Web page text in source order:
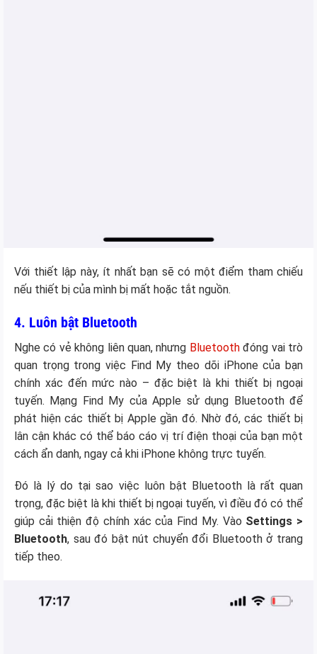
Với thiết lập này, ít nhất bạn sẽ có một điểm tham chiếu
nếu thiết bị của mình bị mất hoặc tắt nguồn.
4. Luôn bật Bluetooth
Nghe có vẻ không liên quan, nhưng Bluetoothđóng vai trò
quan trọng trong việc Find My theo dõi iPhone của bạn
chính xác đến mức nào – đặc biệt là khi thiết bị ngoại
tuyến. Mạng Find My của Apple sử dụng Bluetooth để
phát hiện các thiết bị Apple gần đó. Nhờ đó, các thiết bị
lân cận khác có thể báo cáo vị trí điện thoại của bạn một
cách ẩn danh, ngay cả khi iPhone không trực tuyến.
Đó là lý do tại sao việc luôn bật Bluetooth là rất quan
trọng, đặc biệt là khi thiết bị ngoại tuyến, vì điều đó có thể
giúp cải thiện độ chính xác của Find My. Vào Settings >
Bluetooth, sau đó bật nút chuyển đổi Bluetooth ở trang
tiếp theo.